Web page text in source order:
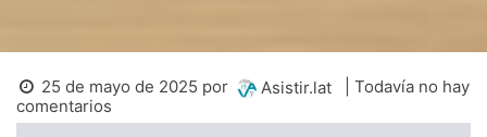
25 de mayo de 2025 por Asistir.lat
| Todavía no hay
comentarios